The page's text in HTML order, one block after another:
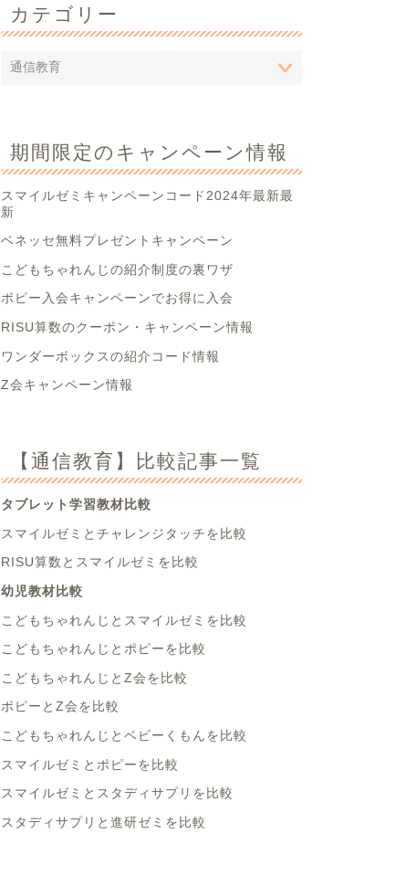
カテゴリー
期間限定のキャンペーン情報
スマイルゼミキャンペーンコード2024年最新最
新
ベネッセ無料プレゼントキャンペーン
こどもちゃれんじの紹介制度の裏ワザ
ポピー入会キャンペーンでお得に入会
RISU算数のクーポン・キャンペーン情報
ワンダーボックスの紹介コード情報
Z会キャンペーン情報
【通信教育】比較記事一覧
タブレット学習教材比較
スマイルゼミとチャレンジタッチを比較
RISU算数とスマイルゼミを比較
幼児教材比較
こどもちゃれんじとスマイルゼミを比較
こどもちゃれんじとポピーを比較
こどもちゃれんじとZ会を比較
ポピーとZ会を比較
こどもちゃれんじとベビーくもんを比較
スマイルゼミとポピーを比較
スマイルゼミとスタディサプリを比較
スタディサプリと進研ゼミを比較